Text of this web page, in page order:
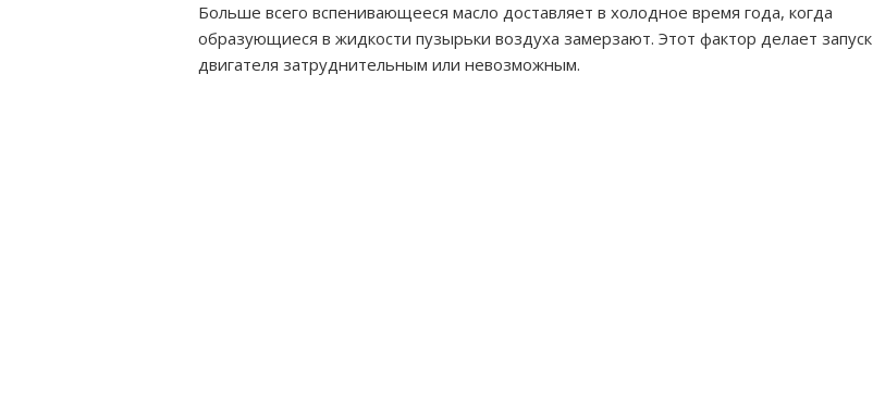
Больше всего вспенивающееся масло доставляет в холодное время года, когда
образующиеся в жидкости пузырьки воздуха замерзают. Этот фактор делает запуск
двигателя затруднительным или невозможным.